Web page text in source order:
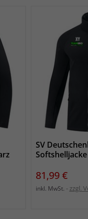
SV
Preis
81,99 €
inkl. MwSt. zzgl.